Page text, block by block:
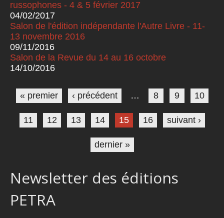
russophones - 4 & 5 février 2017
04/02/2017
Salon de l'édition indépendante l'Autre Livre - 11-
13 novembre 2016
09/11/2016
Salon de la Revue du 14 au 16 octobre
14/10/2016
Pages
« premier ‹ précédent … 8 9 10
11 12 13 14 15 16 suivant ›
dernier »
Newsletter des éditions
PETRA